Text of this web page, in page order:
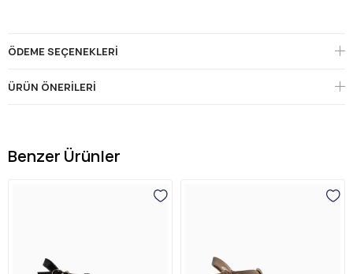
ÖDEME SEÇENEKLERI
ÜRÜN ÖNERILERI
Benzer Ürünler